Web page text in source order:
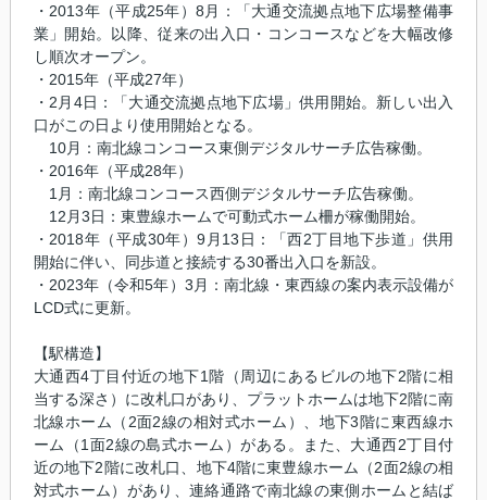
・2013年（平成25年）8月：「大通交流拠点地下広場整備事
業」開始。以降、従来の出入口・コンコースなどを大幅改修
し順次オープン。
・2015年（平成27年）
・2月4日：「大通交流拠点地下広場」供用開始。新しい出入
口がこの日より使用開始となる。
10月：南北線コンコース東側デジタルサーチ広告稼働。
・2016年（平成28年）
1月：南北線コンコース西側デジタルサーチ広告稼働。
12月3日：東豊線ホームで可動式ホーム柵が稼働開始。
・2018年（平成30年）9月13日：「西2丁目地下歩道」供用
開始に伴い、同歩道と接続する30番出入口を新設。
・2023年（令和5年）3月：南北線・東西線の案内表示設備が
LCD式に更新。
【駅構造】
大通西4丁目付近の地下1階（周辺にあるビルの地下2階に相
当する深さ）に改札口があり、プラットホームは地下2階に南
北線ホーム（2面2線の相対式ホーム）、地下3階に東西線ホ
ーム（1面2線の島式ホーム）がある。また、大通西2丁目付
近の地下2階に改札口、地下4階に東豊線ホーム（2面2線の相
対式ホーム）があり、連絡通路で南北線の東側ホームと結ば